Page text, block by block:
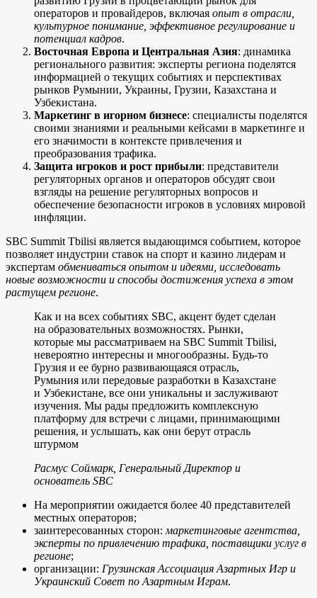
операторов и провайдеров, включая опыт в отрасли,
культурное понимание, эффективное регулирование и
потенциал кадров.
Восточная Европа и Центральная Азия: динамика
регионального развития: эксперты региона поделятся
информацией о текущих событиях и перспективах
рынков Румынии, Украины, Грузии, Казахстана и
Узбекистана.
Маркетинг в игорном бизнесе: специалисты поделятся
своими знаниями и реальными кейсами в маркетинге и
его значимости в контексте привлечения и
преобразования трафика.
Защита игроков и рост прибыли: представители
регуляторных органов и операторов обсудят свои
взгляды на решение регуляторных вопросов и
обеспечение безопасности игроков в условиях мировой
инфляции.
SBC Summit Tbilisi является выдающимся событием, которое
позволяет индустрии ставок на спорт и казино лидерам и
экспертам обмениваться опытом и идеями, исследовать
новые возможности и способы достижения успеха в этом
растущем регионе.
Как и на всех событиях SBC, акцент будет сделан
на образовательных возможностях. Рынки,
которые мы рассматриваем на SBC Summit Tbilisi,
невероятно интересны и многообразны. Будь-то
Грузия и ее бурно развивающаяся отрасль,
Румыния или передовые разработки в Казахстане
и Узбекистане, все они уникальны и заслуживают
изучения. Мы рады предложить комплексную
платформу для встречи с лицами, принимающими
решения, и услышать, как они берут отрасль
штурмом
Расмус Соймарк, Генеральный Директор и
основатель SBC
На мероприятии ожидается более 40 представителей
местных операторов;
заинтересованных сторон: маркетинговые агентства,
эксперты по привлечению трафика, поставщики услуг в
регионе;
организации: Грузинская Ассоциация Азартных Игр и
Украинский Совет по Азартным Играм.